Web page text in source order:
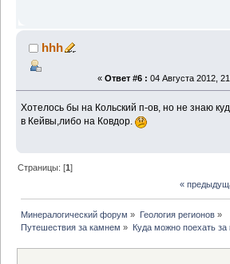
hhh
« Ответ #6 : 04 Августа 2012,
Хотелось бы на Кольский п-ов, но не знаю
в Кейвы,либо на Ковдор.
Страницы: [1]
«
Минералогический форум » Геология регионов»
Путешествия за камнем » Куда можно поехать